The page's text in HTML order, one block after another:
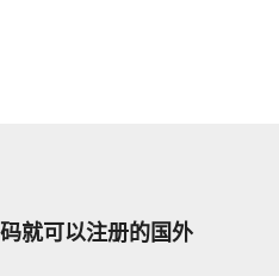
就可以注册的国外